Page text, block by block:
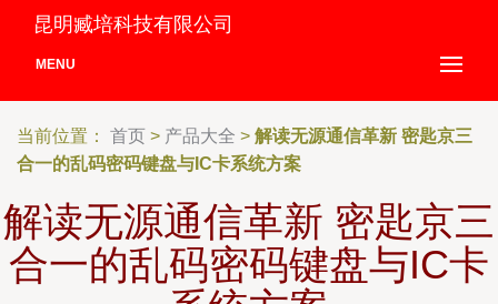
昆明臧培科技有限公司
MENU
当前位置： 首页 > 产品大全 > 解读无源通信革新 密匙京三
合一的乱码密码键盘与IC卡系统方案
解读无源通信革新 密匙京三
合一的乱码密码键盘与IC卡